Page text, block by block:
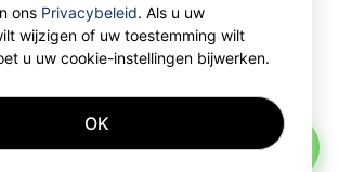
ons Privacybeleid. Als u uw
wijzigen of uw toestemming wilt
u uw cookie-instellingen bijwerken.
OK
AI